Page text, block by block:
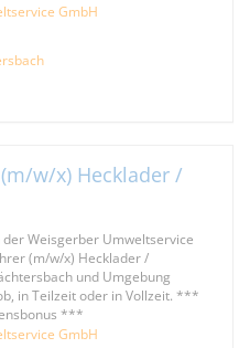
GmbH
w/x) Hecklader /
Weisgerber Umweltservice
(m/w/x) Hecklader /
und Umgebung
in Teilzeit oder in Vollzeit. ***
***
GmbH